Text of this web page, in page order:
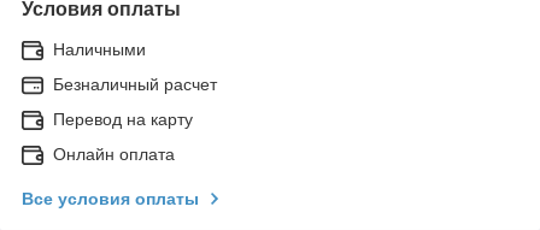
Условия оплаты
Наличными
Безналичный расчет
Перевод на карту
Онлайн оплата
Все условия оплаты